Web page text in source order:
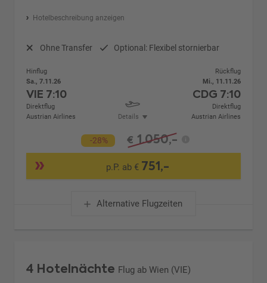
Hotelbeschreibung anzeigen
Ohne Transfer Optional: Flexibel stornierbar
Hinflug
Sa., 7.11.26
VIE 7:10
Direktflug
Austrian Airlines
Details
Rückflug
Mi., 11.11.26
CDG 7:10
Direktflug
Austrian Airlines
-28% € 1.050,-
p.P. ab € 751,-
Alternative Flugzeiten
4 Hotelnächte Flug ab Wien (VIE)